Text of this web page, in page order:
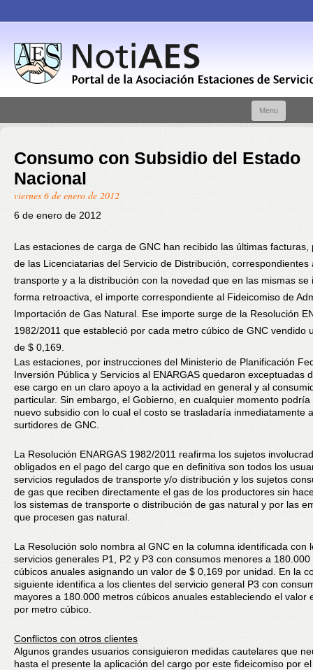
Menu
Consumo con Subsidio del Estado
Nacional
viernes 6 de enero de 2012
6 de enero de 2012
Las estaciones de carga de GNC han recibido las últimas facturas,
de las Licenciatarias del Servicio de Distribución, correspondientes
transporte y a la distribución con la novedad que en las mismas se
forma retroactiva, el importe correspondiente al Fideicomiso de
Importación de Gas Natural. Ese importe surge de la Resolución
1982/2011 que estableció por cada metro cúbico de GNC vendido
de $ 0,169.
Las estaciones, por instrucciones del Ministerio de Planificación
Inversión Pública y Servicios al ENARGAS quedaron exceptuadas
ese cargo en un claro apoyo a la actividad en general y al
particular. Sin embargo, el Gobierno, en cualquier momento
nuevo subsidio con lo cual el costo se trasladaría inmediatamente
surtidores de GNC.
La Resolución ENARGAS 1982/2011 reafirma los sujetos
obligados en el pago del cargo que en definitiva son todos los
servicios regulados de transporte y/o distribución y los sujetos
de gas que reciben directamente el gas de los productores sin
los sistemas de transporte o distribución de gas natural y por las
que procesen gas natural.
La Resolución solo nombra al GNC en la columna identificada con
servicios generales P1, P2 y P3 con consumos menores a 180.000
cúbicos anuales asignando un valor de $ 0,169 por unidad. En la
siguiente identifica a los clientes del servicio general P3 con
mayores a 180.000 metros cúbicos anuales estableciendo el valor
por metro cúbico.
Conflictos con otros clientes
Algunos grandes usuarios consiguieron medidas cautelares que
hasta el presente la aplicación del cargo por este fideicomiso por